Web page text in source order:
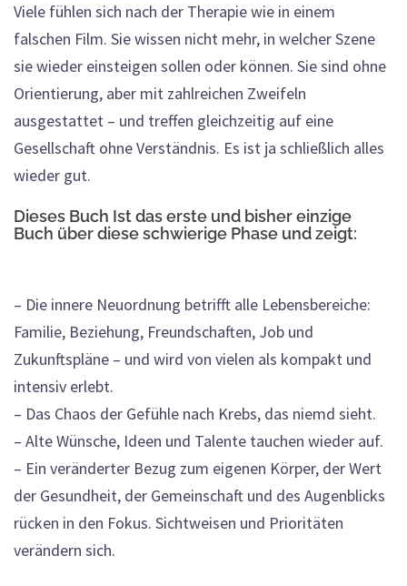
Viele fühlen sich nach der Therapie wie in einem
falschen Film. Sie wissen nicht mehr, in welcher Szene
sie wieder einsteigen sollen oder können. Sie sind ohne
Orientierung, aber mit zahlreichen Zweifeln
ausgestattet – und treffen gleichzeitig auf eine
Gesellschaft ohne Verständnis. Es ist ja schließlich alles
wieder gut.
Dieses Buch Ist das erste und bisher einzige
Buch über diese schwierige Phase und zeigt:
– Die innere Neuordnung betrifft alle Lebensbereiche:
Familie, Beziehung, Freundschaften, Job und
Zukunftspläne – und wird von vielen als kompakt und
intensiv erlebt.
– Das Chaos der Gefühle nach Krebs, das niemd sieht.
– Alte Wünsche, Ideen und Talente tauchen wieder auf.
– Ein veränderter Bezug zum eigenen Körper, der Wert
der Gesundheit, der Gemeinschaft und des Augenblicks
rücken in den Fokus. Sichtweisen und Prioritäten
verändern sich.